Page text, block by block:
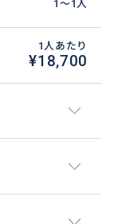
1〜1人
1人あたり
¥18,700